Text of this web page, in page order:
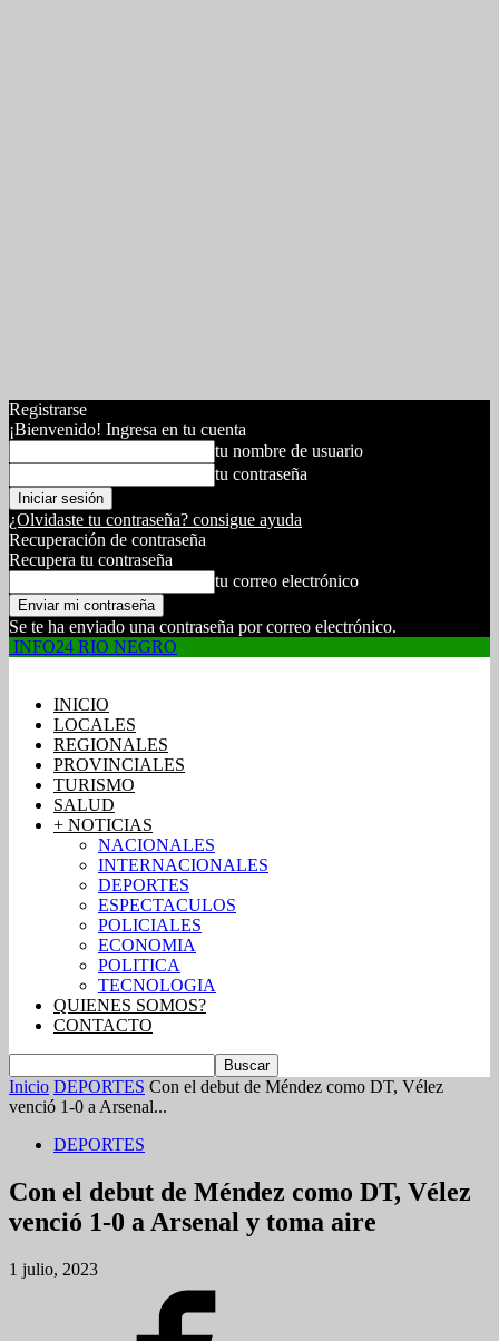
Registrarse
¡Bienvenido! Ingresa en tu cuenta
tu nombre de usuario
tu contraseña
¿Olvidaste tu contraseña? consigue ayuda
Recuperación de contraseña
Recupera tu contraseña
tu correo electrónico
Se te ha enviado una contraseña por correo electrónico.
INFO24 RIO NEGRO
INICIO
LOCALES
REGIONALES
PROVINCIALES
TURISMO
SALUD
+ NOTICIAS
NACIONALES
INTERNACIONALES
DEPORTES
ESPECTACULOS
POLICIALES
ECONOMIA
POLITICA
TECNOLOGIA
QUIENES SOMOS?
CONTACTO
Inicio DEPORTES Con el debut de Méndez como DT, Vélez
venció 1-0 a Arsenal...
DEPORTES
Con el debut de Méndez como DT, Vélez
venció 1-0 a Arsenal y toma aire
1 julio, 2023